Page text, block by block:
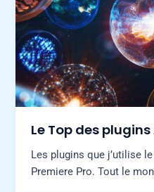
Le Top des
Les plugins que j’utilise
Premiere Pro. Tout le